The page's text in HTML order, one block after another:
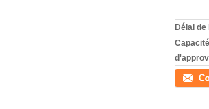
Délai
Capacité
Contact